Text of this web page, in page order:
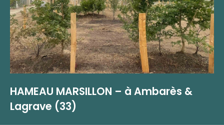
HAMEAU MARSILLON – à Ambarès &
Lagrave (33)